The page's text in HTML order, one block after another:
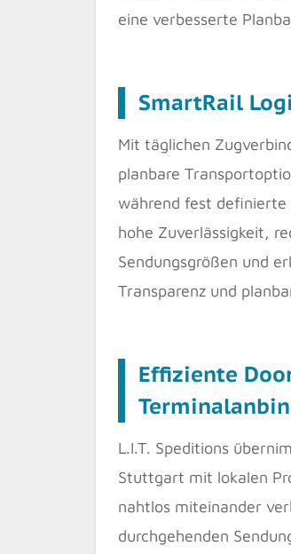
eine verbesserte
SmartRail
Mit täglichen
planbare
während fest
hohe Zuverlässigkeit,
Sendungsgrößen und
Transparenz und
Effiziente
L.I.T. Speditions
Stuttgart mit lokalen
nahtlos miteinander
durchgehenden